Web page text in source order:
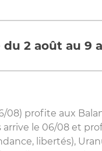
du 2 août au 9
profite aux
le 06/08 et
libertés),